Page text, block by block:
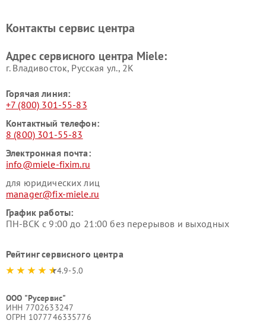
Miele
Miele
пылесосов Miele
Контакты сервис центра
Адрес сервисного центра Miele:
г. Владивосток, Русская ул., 2К
Горячая линия:
+7 (800) 301-55-83
Контактный телефон:
8 (800) 301-55-83
Электронная почта:
info@miele-fixim.ru
для юридических лиц
manager@fix-miele.ru
График работы:
ПН-ВСК с 9:00 до 21:00 без перерывов и выходных
Рейтинг сервисного центра
4.9-5.0
ООО "Русервис"
ИНН 7702633247
ОГРН 1077746335776